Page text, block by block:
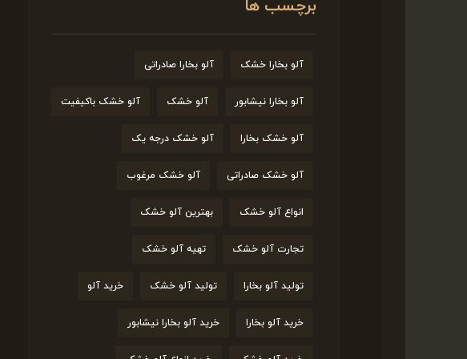
برچسب ها
آلو بخارا خشک آلو بخارا صادراتی
آلو بخارا نیشابور آلو خشک آلو خشک باکیفیت
آلو خشک بخارا آلو خشک درجه یک
آلو خشک صادراتی آلو خشک مرغوب
انواع آلو خشک بهترین آلو خشک
تجارت آلو خشک تهیه آلو خشک
تولید آلو بخارا تولید آلو خشک خرید آلو
خرید آلو بخارا خرید آلو بخارا نیشابور